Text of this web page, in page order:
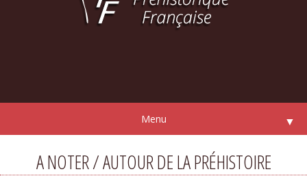
Menu ▼
A NOTER / AUTOUR DE LA PRÉHISTOIRE